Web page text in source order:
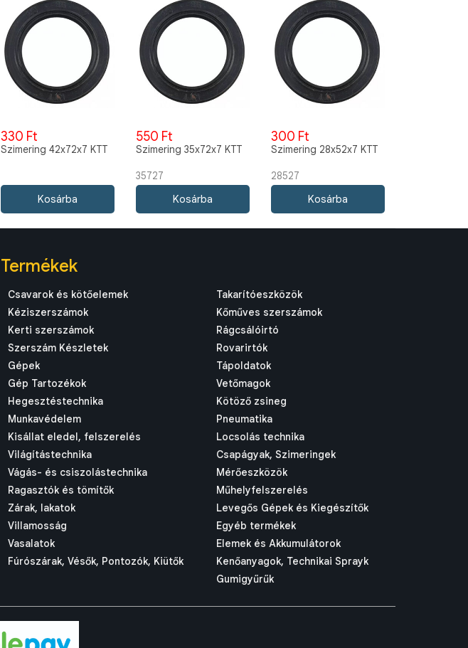
330 Ft
Szimering 42x72x7 KTT
550 Ft
Szimering 35x72x7 KTT
35727
300 Ft
Szimering 28x52x7 KTT
28527
Termékek
Csavarok és kötőelemek
Kéziszerszámok
Kerti szerszámok
Szerszám Készletek
Gépek
Gép Tartozékok
Hegesztéstechnika
Munkavédelem
Kisállat eledel, felszerelés
Világítástechnika
Vágás- és csiszolástechnika
Ragasztók és tömítők
Zárak, lakatok
Villamosság
Vasalatok
Fúrószárak, Vésők, Pontozók, Kiütők
Takarítóeszközök
Kőműves szerszámok
Rágcsálóirtó
Rovarirtók
Tápoldatok
Vetőmagok
Kötöző zsineg
Pneumatika
Locsolás technika
Csapágyak, Szimeringek
Mérőeszközök
Műhelyfelszerelés
Levegős Gépek és Kiegészítők
Egyéb termékek
Elemek és Akkumulátorok
Kenőanyagok, Technikai Sprayk
Gumigyűrűk